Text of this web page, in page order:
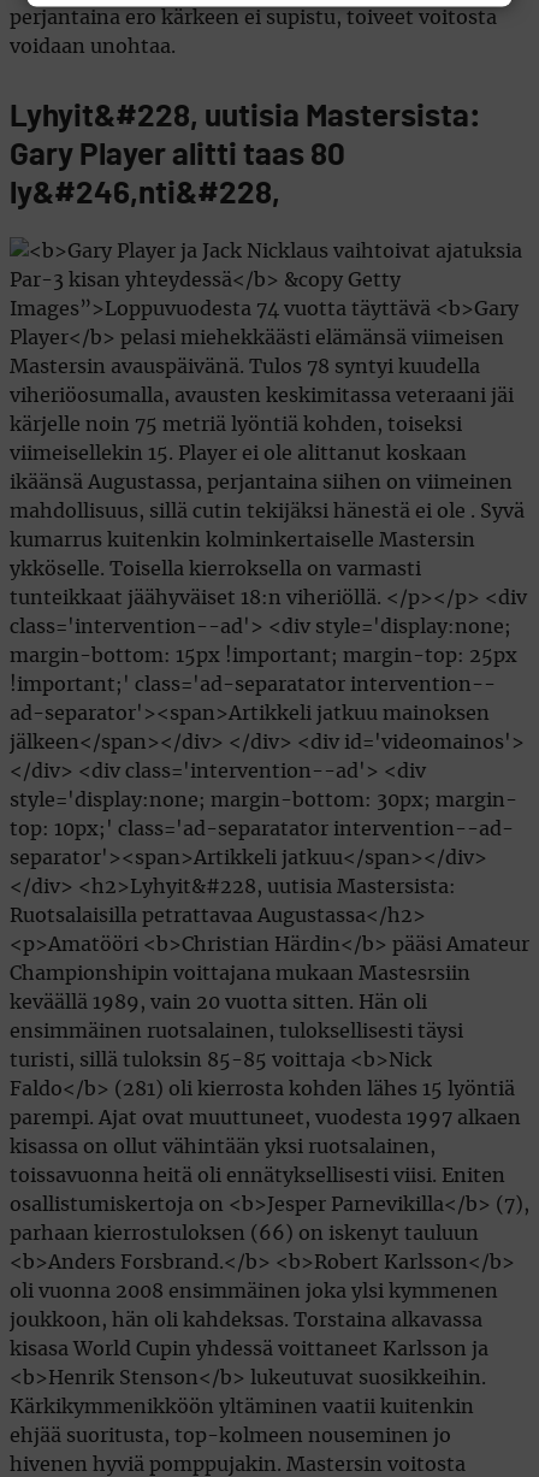
perjantaina ero kärkeen ei supistu, toiveet voitosta
voidaan unohtaa.
Lyhyit&#228, uutisia Mastersista:
Gary Player alitti taas 80
ly&#246,nti&#228,